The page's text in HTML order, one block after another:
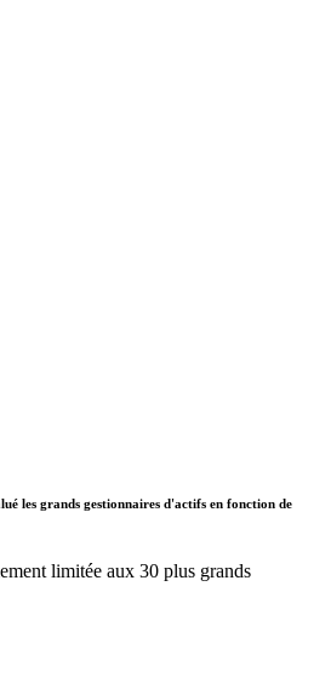
les grands gestionnaires d'actifs en fonction de
limitée aux 30 plus grands